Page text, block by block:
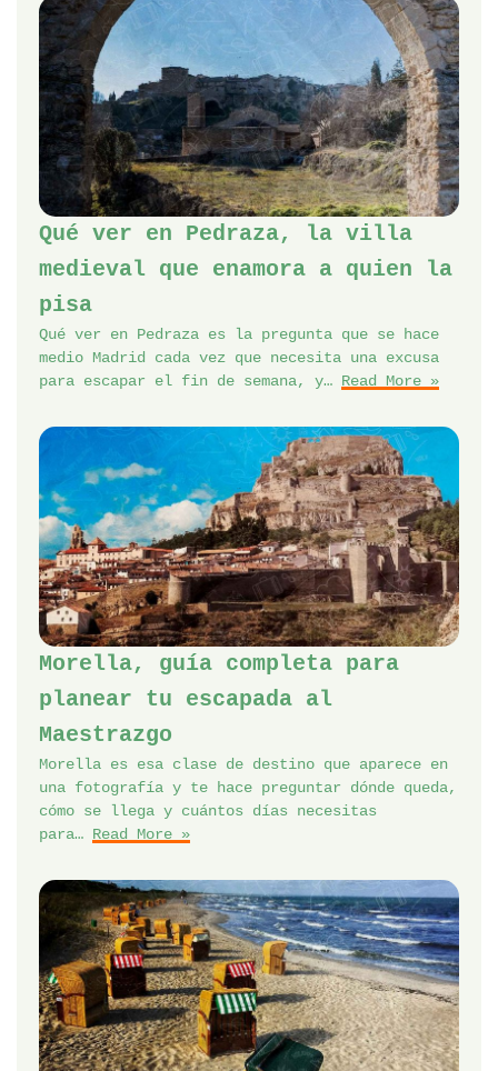
Qué ver en Pedraza, la villa
medieval que enamora a quien la
pisa
Qué ver en Pedraza es la pregunta que se hace
medio Madrid cada vez que necesita una excusa
para escapar el fin de semana, y… Read More »
Morella, guía completa para
planear tu escapada al
Maestrazgo
Morella es esa clase de destino que aparece en
una fotografía y te hace preguntar dónde queda,
cómo se llega y cuántos días necesitas
para… Read More »